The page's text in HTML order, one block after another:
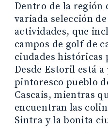
Dentro de la región
variada selección
actividades, que
campos de golf de
ciudades históricas
Desde Estoril está a
pintoresco pueblo
Cascais, mientras
encuentran las
Sintra y la bonita